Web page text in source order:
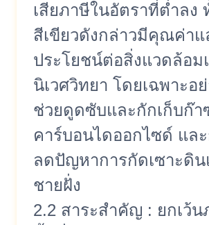
เสียภาษีในอัตราที่ต่ำลง
สีเขียวดังกล่าวมีคุณค่า
ประโยชน์ต่อสิ่งแวดล้อม
นิเวศวิทยา โดยเฉพาะอ
ช่วยดูดซับและกักเก็บก๊า
คาร์บอนไดออกไซด์ แล
ลดปัญหาการกัดเซาะดิน
ชายฝั่ง
2.2 สาระสำคัญ : ยกเว้